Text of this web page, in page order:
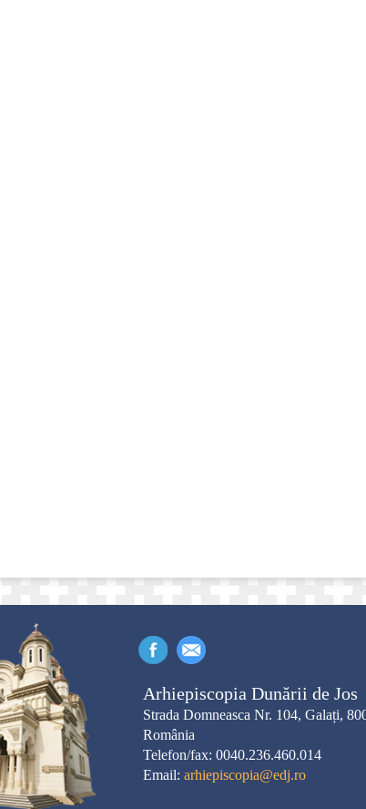
Arhiepiscopia Dunării de Jos
Strada Domneasca Nr. 104, Galați,
România
Telefon/fax: 0040.236.460.014
Email: arhiepiscopia@edj.ro